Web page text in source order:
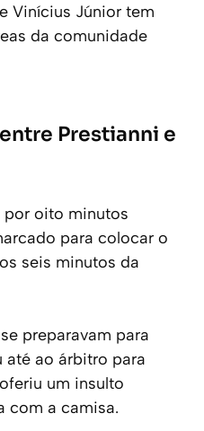
Vinícius Júnior tem
da comunidade
Prestianni e
oito minutos
para colocar o
seis minutos da
preparavam para
até ao árbitro para
um insulto
com a camisa.